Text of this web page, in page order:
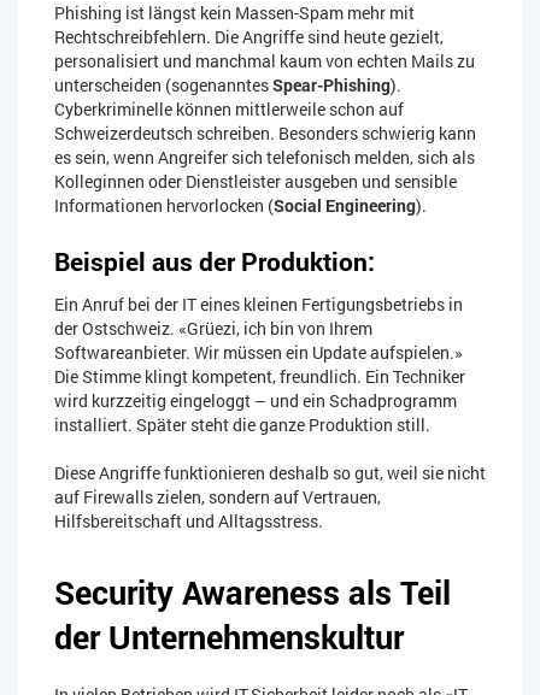
Phishing ist längst kein Massen-Spam mehr mit
Rechtschreibfehlern. Die Angriffe sind heute gezielt,
personalisiert und manchmal kaum von echten Mails zu
unterscheiden (sogenanntesSpear-Phishing).
Cyberkriminelle können mittlerweile schon auf
Schweizerdeutsch schreiben. Besonders schwierig kann
es sein, wenn Angreifer sich telefonisch melden, sich als
Kolleginnen oder Dienstleister ausgeben und sensible
Informationen hervorlocken (Social Engineering).
Beispiel aus der Produktion:
Ein Anruf bei der IT eines kleinen Fertigungsbetriebs in
der Ostschweiz. «Grüezi, ich bin von Ihrem
Softwareanbieter. Wir müssen ein Update aufspielen.»
Die Stimme klingt kompetent, freundlich. Ein Techniker
wird kurzzeitig eingeloggt – und ein Schadprogramm
installiert. Später steht die ganze Produktion still.
Diese Angriffe funktionieren deshalb so gut, weil sie nicht
auf Firewalls zielen, sondern auf Vertrauen,
Hilfsbereitschaft und Alltagsstress.
Security Awareness als Teil
der Unternehmenskultur